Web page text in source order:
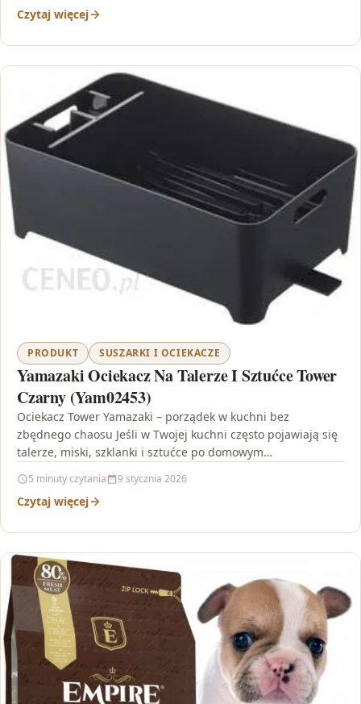
Czytaj więcej
PRODUKT SUSZARKI I OCIEKACZE
Yamazaki Ociekacz Na Talerze I Sztućce Tower
Czarny (Yam02453)
Ociekacz Tower Yamazaki – porządek w kuchni bez
zbędnego chaosu Jeśli w Twojej kuchni często pojawiają się
talerze, miski, szklanki i sztućce po domowym…
5 minuty czytania 9 stycznia 2026
Czytaj więcej